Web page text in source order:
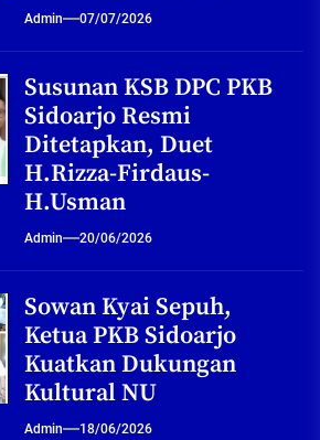
Admin 07/07/2026
Susunan KSB DPC PKB
Sidoarjo Resmi
Ditetapkan, Duet
H.Rizza-Firdaus-
H.Usman
Admin 20/06/2026
Sowan Kyai Sepuh,
Ketua PKB Sidoarjo
Kuatkan Dukungan
Kultural NU
Admin 18/06/2026